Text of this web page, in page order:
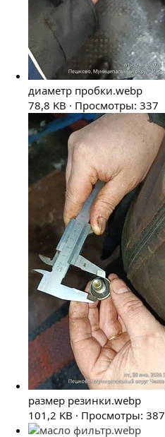
диаметр пробки.webp
78,8 KB · Просмотры: 337
размер резинки.webp
101,2 KB · Просмотры: 387